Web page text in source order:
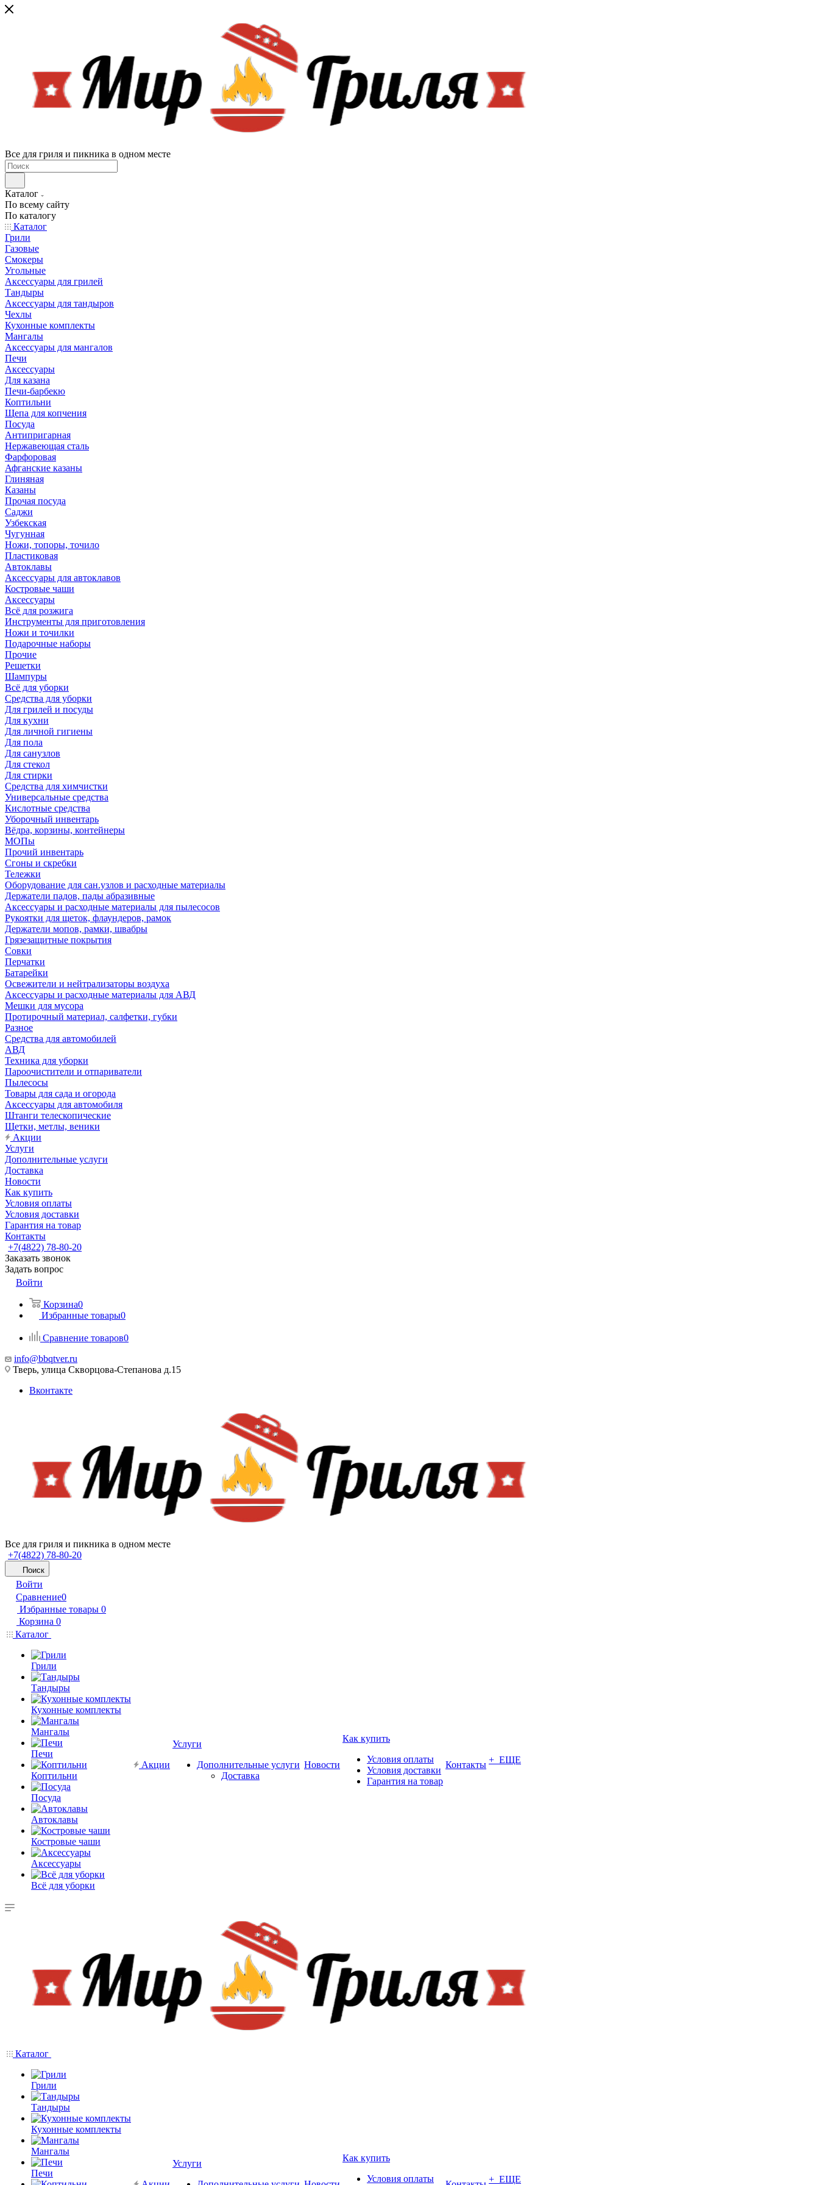
Все для гриля и пикника в одном месте
Каталог
По всему сайту
По каталогу
Каталог
Грили
Газовые
Смокеры
Угольные
Аксессуары для грилей
Тандыры
Аксессуары для тандыров
Чехлы
Кухонные комплекты
Мангалы
Аксессуары для мангалов
Печи
Аксессуары
Для казана
Печи-барбекю
Коптильни
Щепа для копчения
Посуда
Антипригарная
Нержавеющая сталь
Фарфоровая
Афганские казаны
Глиняная
Казаны
Прочая посуда
Саджи
Узбекская
Чугунная
Ножи, топоры, точило
Пластиковая
Автоклавы
Аксессуары для автоклавов
Костровые чаши
Аксессуары
Всё для розжига
Инструменты для приготовления
Ножи и точилки
Подарочные наборы
Прочие
Решетки
Шампуры
Всё для уборки
Средства для уборки
Для грилей и посуды
Для кухни
Для личной гигиены
Для пола
Для санузлов
Для стекол
Для стирки
Средства для химчистки
Универсальные средства
Кислотные средства
Уборочный инвентарь
Вёдра, корзины, контейнеры
МОПы
Прочий инвентарь
Сгоны и скребки
Тележки
Оборудование для сан.узлов и расходные материалы
Держатели падов, пады абразивные
Аксессуары и расходные материалы для пылесосов
Рукоятки для щеток, флаундеров, рамок
Держатели мопов, рамки, швабры
Грязезащитные покрытия
Совки
Перчатки
Батарейки
Освежители и нейтрализаторы воздуха
Аксессуары и расходные материалы для АВД
Мешки для мусора
Протирочный материал, салфетки, губки
Разное
Средства для автомобилей
АВД
Техника для уборки
Пароочистители и отпариватели
Пылесосы
Товары для сада и огорода
Аксессуары для автомобиля
Штанги телескопические
Щетки, метлы, веники
Акции
Услуги
Дополнительные услуги
Доставка
Новости
Как купить
Условия оплаты
Условия доставки
Гарантия на товар
Контакты
+7(4822) 78-80-20
Заказать звонок
Задать вопрос
Войти
Корзина0
Избранные товары0
Сравнение товаров0
info@bbqtver.ru
Тверь, улица Скворцова-Степанова д.15
Вконтакте
Все для гриля и пикника в одном месте
+7(4822) 78-80-20
Поиск
Войти
Сравнение0
Избранные товары 0
Корзина 0
Каталог
Грили
Тандыры
Кухонные комплекты
Мангалы
Печи
Коптильни
Посуда
Автоклавы
Костровые чаши
Аксессуары
Всё для уборки
Акции
Услуги
Дополнительные услуги
Доставка
Новости
Как купить
Условия оплаты
Условия доставки
Гарантия на товар
Контакты + ЕЩЕ
Каталог
Грили
Тандыры
Кухонные комплекты
Мангалы
Печи
Услуги
Как купить
Условия оплаты
+ ЕЩЕ